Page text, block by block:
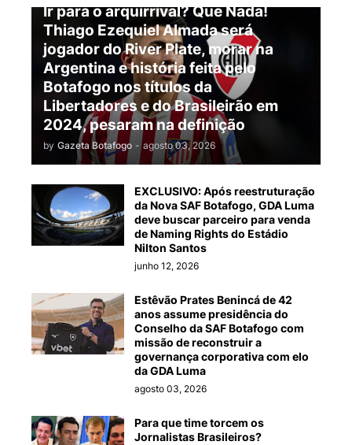
Ir para o arquirrival? Que Nada!
Thiago Ezequiel Almada será
jogador do River Plate, morar na
Argentina e história feita pelo
Botafogo nos títulos da
Libertadores e do Brasileirão em
2024, pesaram na definição
by Gazeta Botafogo - agosto 03, 2026
EXCLUSIVO: Após reestruturação
da Nova SAF Botafogo, GDA Luma
deve buscar parceiro para venda
de Naming Rights do Estádio
Nilton Santos
junho 12, 2026
Estêvão Prates Benincá de 42
anos assume presidência do
Conselho da SAF Botafogo com
missão de reconstruir a
governança corporativa com elo
da GDA Luma
agosto 03, 2026
Para que time torcem os
Jornalistas Brasileiros?